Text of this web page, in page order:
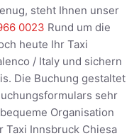
steht Ihnen unser
0023 Rund um die
heute Ihr Taxi
/ Italy und sichern
Die Buchung gestaltet
sehr
Organisation
Taxi Innsbruck Chiesa